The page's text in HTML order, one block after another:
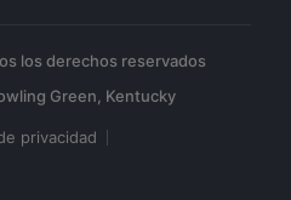
los derechos reservados
privacidad